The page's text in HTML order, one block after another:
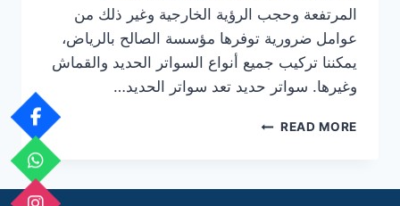
المرتفعة وحجب الرؤية الخارجية وغير ذلك من
عوامل ضرورية توفرها مؤسسة الصالح بالرياض،
يمكننا تركيب جميع أنواع السواتر الحديد والقماش
وغيرها. سواتر حديد تعد سواتر الحديد…
READ MOREافضل